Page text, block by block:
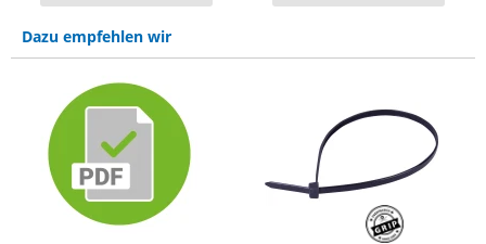
Dazu empfehlen wir